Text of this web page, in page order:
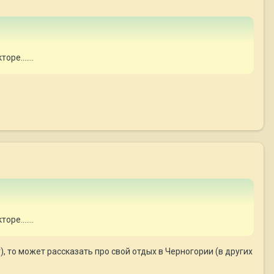
может рассказать про свой отдых в Черногории (в других